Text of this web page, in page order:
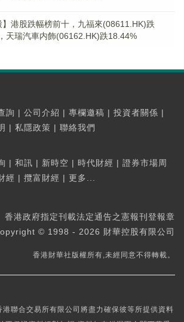
】港股跌幅榜前十，九福來(08611.HK)跌
天瑞汽車内飾(06162.HK)跌18.44%
詢 | 公司介紹 | 專欄邀稿 | 投資者關係 |
| 私隱政策 | 聯絡我們
| 和訊 | 新時空 | 時代財經 | 證券市場周
經 | 攬富財經 | 更多...
香港政府指定刊載法定通告之憲報刊登報章
© 1998 - 2026 財華控股有限公司
香港財華社版權所有,未經同意不得轉載。
港聯合交易所有限公司將盡力確保彼等所提供資料